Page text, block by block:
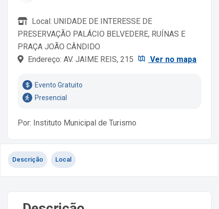
Local: UNIDADE DE INTERESSE DE
PRESERVAÇÃO PALÁCIO BELVEDERE, RUÍNAS E
PRAÇA JOÃO CÂNDIDO
Endereço: AV. JAIME REIS, 215
Ver no mapa
Evento Gratuito
Presencial
Por: Instituto Municipal de Turismo
Descrição Local